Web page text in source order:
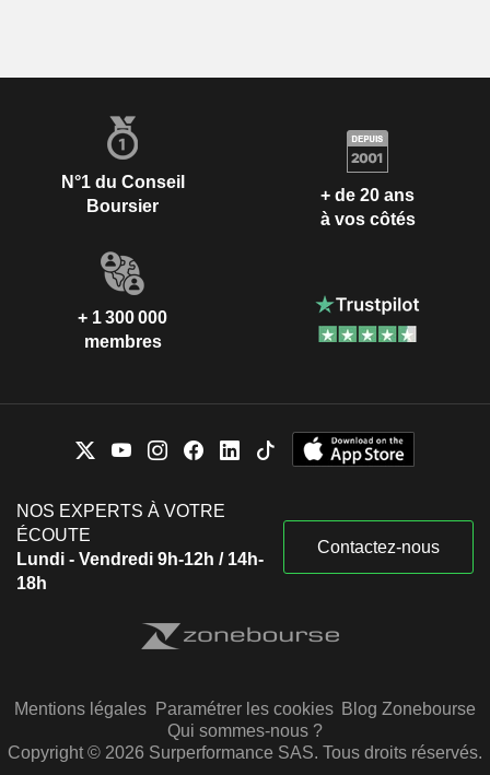
N°1 du Conseil
Boursier
+ de 20 ans
à vos côtés
+ 1 300 000
membres
NOS EXPERTS À VOTRE
ÉCOUTE
Lundi - Vendredi 9h-12h / 14h-
18h
Contactez-nous
Mentions légales Paramétrer les cookies Blog Zonebourse
Qui sommes-nous ?
Copyright © 2026 Surperformance SAS. Tous droits réservés.